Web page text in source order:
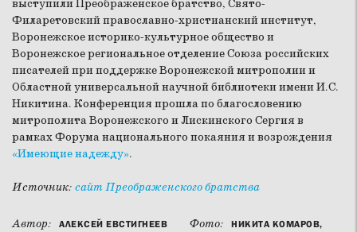
выступили Преображенское братство, Свято-
Филаретовский православно-христианский институт,
Воронежское историко-культурное общество и
Воронежское региональное отделение Союза российских
писателей при поддержке Воронежской митрополии и
Областной универсальной научной библиотеки имени И.С.
Никитина. Конференция прошла по благословению
митрополита Воронежского и Лискинского Сергия в
рамках Форума национального покаяния и возрождения
«Имеющие надежду».
Источник: сайт Преображенского братства
Автор: АЛЕКСЕЙ ЕВСТИГНЕЕВ Фото:
НИКИТА КОМАРОВ,